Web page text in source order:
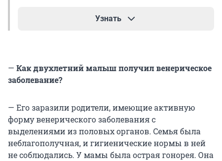
Узнать
(ЗППП). Отдельной специальности «венеролог»
нет. Этой областью медицины занимаются
потому что многие венерические заболевания
сопровождаются высыпаниями на коже.
— Как двухлетний малыш получил венерическое
заболевание?
— Его заразили родители, имеющие активную
форму венерического заболевания с
выделениями из половых органов. Семья была
неблагополучная, и гигиенические нормы в ней
не соблюдались. У мамы была острая гонорея. Она